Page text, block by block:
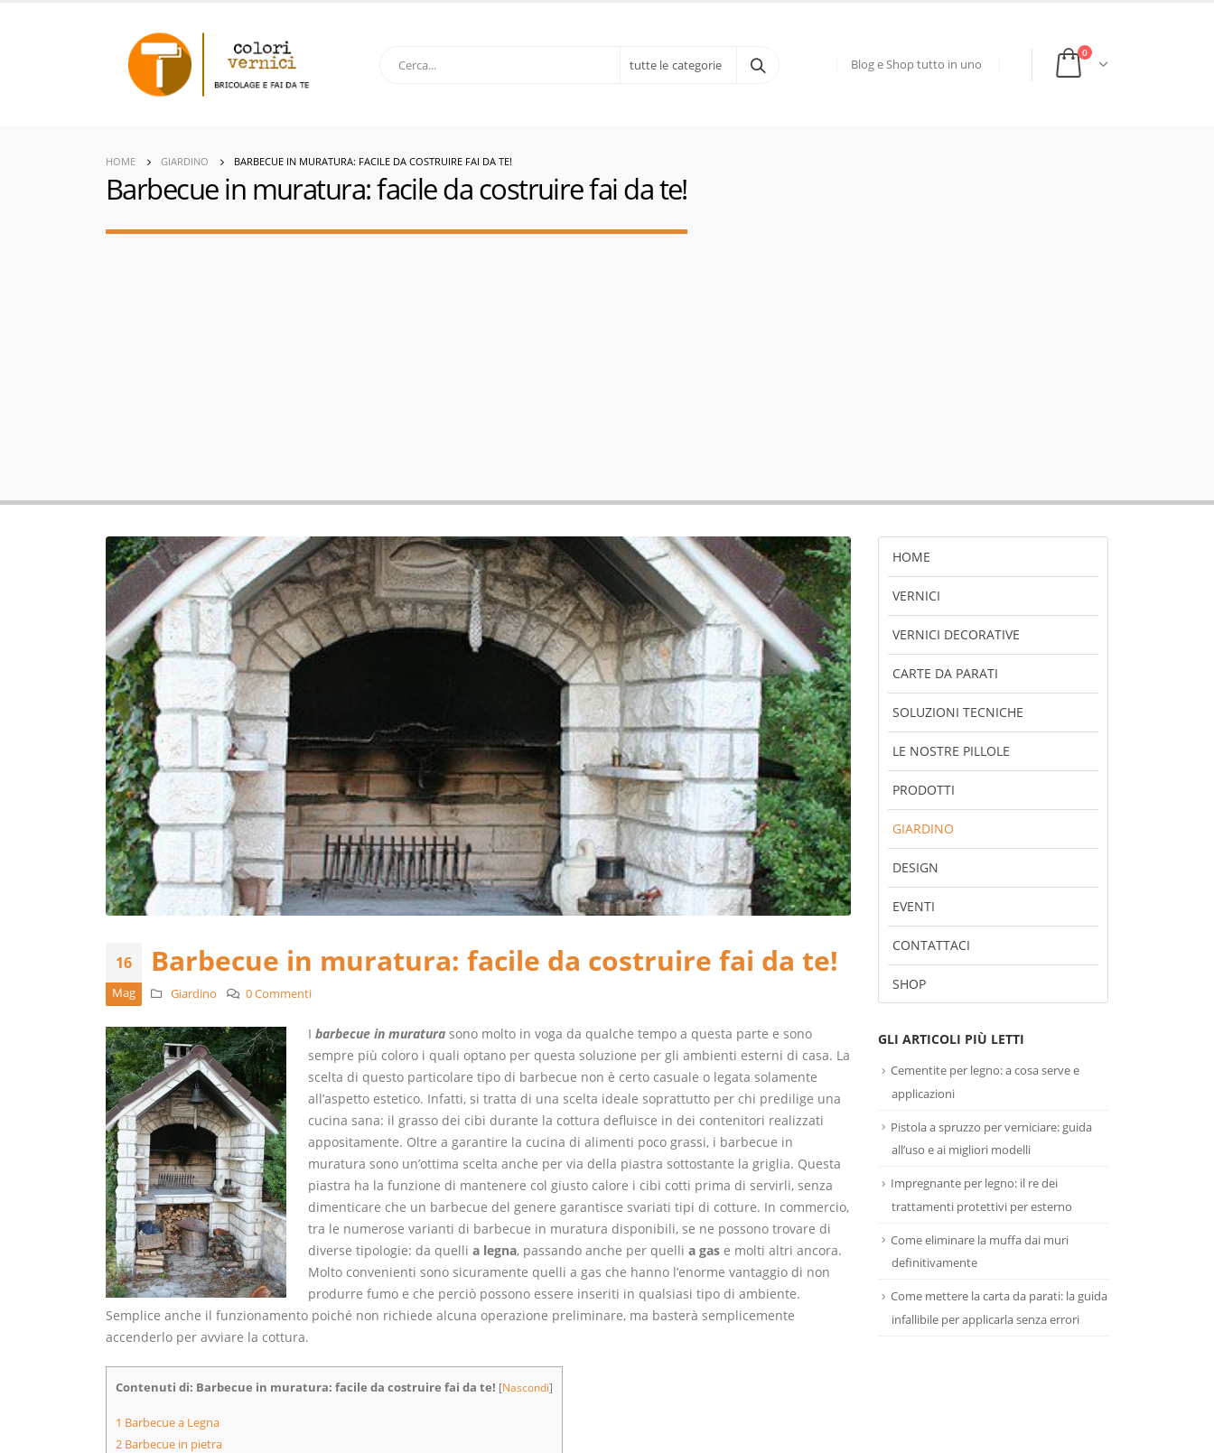
tutte le categorie Blog e Shop tutto in uno
0
HOME GIARDINO BARBECUE IN MURATURA: FACILE DA COSTRUIRE FAI DA TE!
Barbecue in muratura: facile da costruire fai da te!
16
Mag
Barbecue in muratura: facile da costruire fai da te!
Giardino 0 Commenti
I barbecue in muratura sono molto in voga da qualche tempo a questa parte e sono
sempre più coloro i quali optano per questa soluzione per gli ambienti esterni di casa. La
scelta di questo particolare tipo di barbecue non è certo casuale o legata solamente
all’aspetto estetico. Infatti, si tratta di una scelta ideale soprattutto per chi predilige una
cucina sana: il grasso dei cibi durante la cottura defluisce in dei contenitori realizzati
appositamente. Oltre a garantire la cucina di alimenti poco grassi, i barbecue in
muratura sono un’ottima scelta anche per via della piastra sottostante la griglia. Questa
piastra ha la funzione di mantenere col giusto calore i cibi cotti prima di servirli, senza
dimenticare che un barbecue del genere garantisce svariati tipi di cotture. In commercio,
tra le numerose varianti di barbecue in muratura disponibili, se ne possono trovare di
diverse tipologie: da quelli a legna, passando anche per quelli a gas e molti altri ancora.
Molto convenienti sono sicuramente quelli a gas che hanno l’enorme vantaggio di non
produrre fumo e che perciò possono essere inseriti in qualsiasi tipo di ambiente.
Semplice anche il funzionamento poiché non richiede alcuna operazione preliminare, ma basterà semplicemente
accenderlo per avviare la cottura.
Contenuti di: Barbecue in muratura: facile da costruire fai da te! [Nascondi]
1 Barbecue a Legna
2 Barbecue in pietra
HOME
VERNICI
VERNICI DECORATIVE
CARTE DA PARATI
SOLUZIONI TECNICHE
LE NOSTRE PILLOLE
PRODOTTI
GIARDINO
DESIGN
EVENTI
CONTATTACI
SHOP
GLI ARTICOLI PIÙ LETTI
Cementite per legno: a cosa serve e
applicazioni
Pistola a spruzzo per verniciare: guida
all’uso e ai migliori modelli
Impregnante per legno: il re dei
trattamenti protettivi per esterno
Come eliminare la muffa dai muri
definitivamente
Come mettere la carta da parati: la guida
infallibile per applicarla senza errori